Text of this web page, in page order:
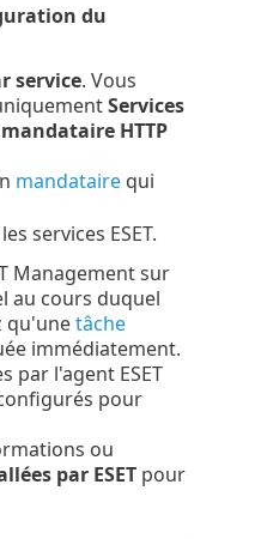
du
service. Vous
Services
HTTP
mandatairequi
services ESET.
Management sur
au cours duquel
qu'unetâche
immédiatement.
par l'agent ESET
pour
ou
par ESETpour